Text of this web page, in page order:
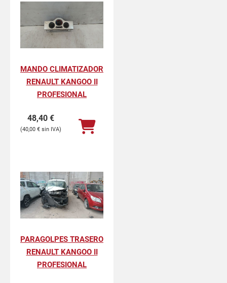
MANDO CLIMATIZADOR
RENAULT KANGOO II
PROFESIONAL
48,40 €
40,00 €
PARAGOLPES TRASERO
RENAULT KANGOO II
PROFESIONAL